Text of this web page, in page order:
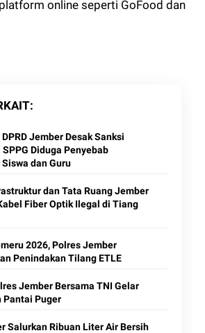
online seperti GoFood dan
Jember Desak Sanksi
Diduga Penyebab
dan Guru
dan Tata Ruang Jember
Fiber Optik Ilegal di Tiang
2026, Polres Jember
Penindakan Tilang ETLE
Jember Bersama TNI Gelar
Pantai Puger
Salurkan Ribuan Liter Air Bersih